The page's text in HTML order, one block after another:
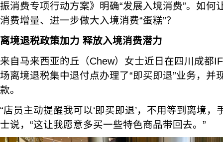
振消费专项行动方案》明确“发展入境消费”。如何
消费增量、进一步做大入境消费“蛋糕”？
离境退税政策加力 释放入境消费潜力
来自马来西亚的丘（Chew）女士近日在四川成都
场离境退税集中退付点办理了“即买即退”业务，并
款。
“店员主动提醒我可以‘即买即退’，不用等到离境，
士说，“这让我愿意多买一些特色商品带回去。”